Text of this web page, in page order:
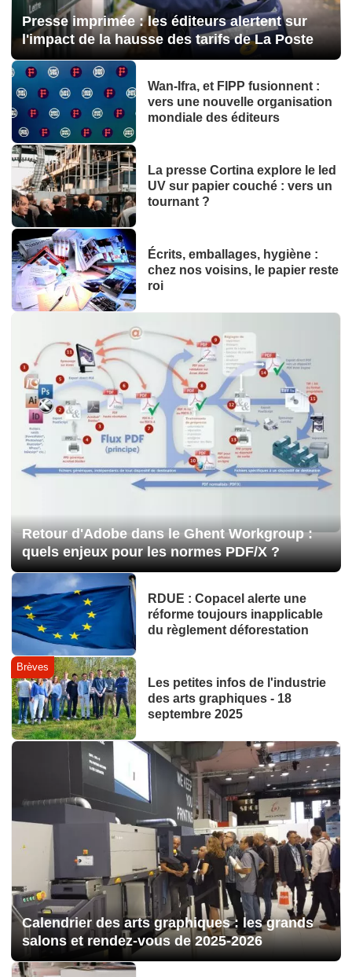
Presse imprimée : les éditeurs alertent sur
l'impact de la hausse des tarifs de La Poste
Wan-Ifra, et FIPP fusionnent :
vers une nouvelle organisation
mondiale des éditeurs
La presse Cortina explore le led
UV sur papier couché : vers un
tournant ?
Écrits, emballages, hygiène :
chez nos voisins, le papier reste
roi
Retour d'Adobe dans le Ghent Workgroup :
quels enjeux pour les normes PDF/X ?
RDUE : Copacel alerte une
réforme toujours inapplicable
du règlement déforestation
Brèves
Les petites infos de l'industrie
des arts graphiques - 18
septembre 2025
Calendrier des arts graphiques : les grands
salons et rendez-vous de 2025-2026